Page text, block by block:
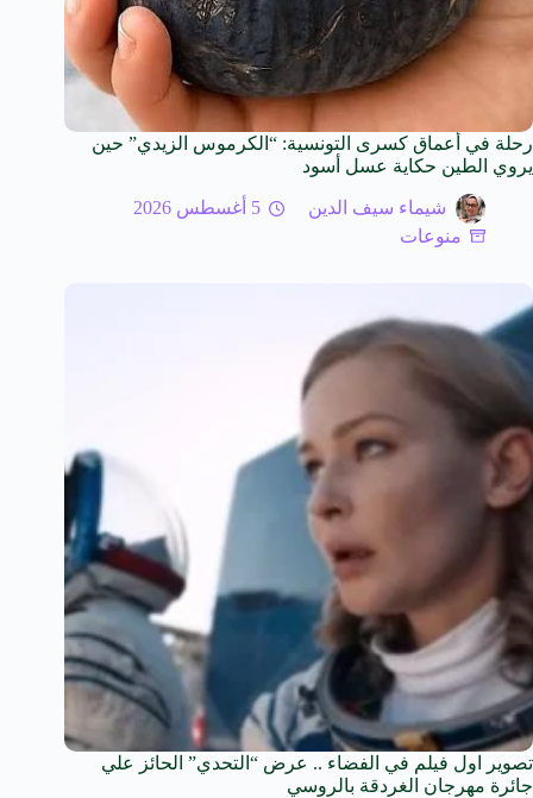
رحلة في أعماق كسرى التونسية: “الكرموس الزيدي” حين
يروي الطين حكاية عسل أسود
شيماء سيف الدين
5 أغسطس 2026
منوعات
تصوير اول فيلم في الفضاء .. عرض “التحدي” الحائز علي
جائرة مهرجان الغردقة بالروسي